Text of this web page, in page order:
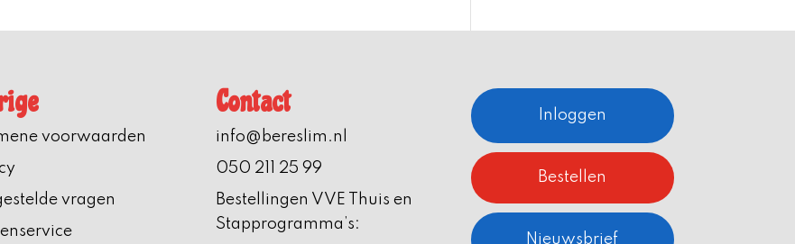
voorwaarden
vragen
Contact
info@bereslim.nl
050 211 25 99
Bestellingen VVE Thuis en
Stapprogramma’s:
Inloggen
Bestellen
Nieuwsbrief